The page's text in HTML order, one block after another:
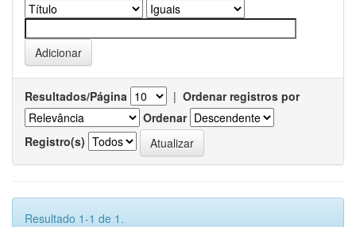
Resultados/Página | Ordenar registros por
Ordenar
Registro(s)
Resultado 1-1 de 1.